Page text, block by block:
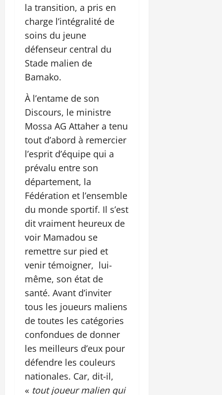
la transition, a pris en
charge l’intégralité de
soins du jeune
défenseur central du
Stade malien de
Bamako.
À l’entame de son
Discours, le ministre
Mossa AG Attaher a tenu
tout d’abord à remercier
l’esprit d’équipe qui a
prévalu entre son
département, la
Fédération et l’ensemble
du monde sportif. Il s’est
dit vraiment heureux de
voir Mamadou se
remettre sur pied et
venir témoigner, lui-
même, son état de
santé. Avant d’inviter
tous les joueurs maliens
de toutes les catégories
confondues de donner
les meilleurs d’eux pour
défendre les couleurs
nationales. Car, dit-il,
« tout joueur malien qui